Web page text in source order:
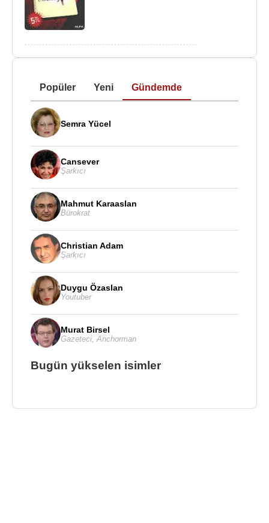
Popüler Yeni Gündemde
Semra Yücel
Cansever
Şarkıcı
Mahmut Karaaslan
Bürokrat
Christian Adam
Şarkıcı
Duygu Özaslan
Youtuber
Murat Birsel
Gazeteci Anchorman
Bugün yükselen isimler